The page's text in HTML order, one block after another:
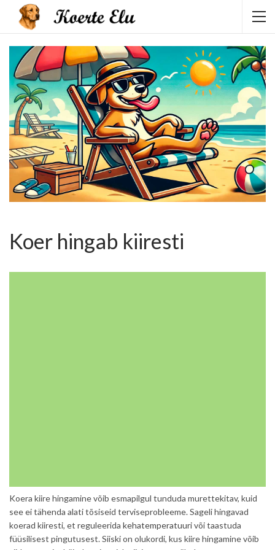
Koer hingab kiiresti
Koera kiire hingamine võib esmapilgul tunduda murettekitav, kuid
see ei tähenda alati tõsiseid terviseprobleeme. Sageli hingavad
koerad kiiresti, et reguleerida kehatemperatuurivõi taastuda
füüsilisest pingutusest. Siiski on olukordi, kus kiire hingamine võib